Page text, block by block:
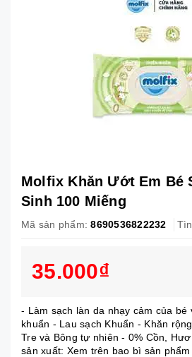
Molfix Khăn Ướt Em Bé
Sinh 100 Miếng
Mã sản phẩm: 8690536822232
35.000₫
- Làm sạch làn da nhạy cảm của bé
khuẩn - Lau sạch Khuẩn - Khăn
Tre và Bông tự nhiên - 0% Cồn,
sản xuất: Xem trên bao bì sản phẩm